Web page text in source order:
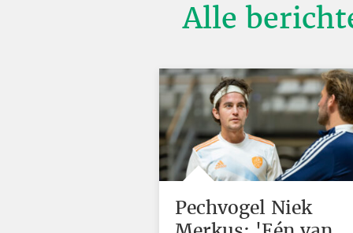
Alle
Pechvogel Niek